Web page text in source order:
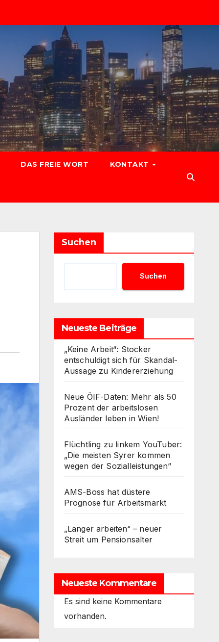
DAS FREIE WORT KONTAKT
Suchen
Suchen
Neueste Beiträge
„Keine Arbeit“: Stocker
entschuldigt sich für Skandal-
Aussage zu Kindererziehung
Neue ÖIF-Daten: Mehr als 50
Prozent der arbeitslosen
Ausländer leben in Wien!
Flüchtling zu linkem YouTuber:
„Die meisten Syrer kommen
wegen der Sozialleistungen“
AMS-Boss hat düstere
Prognose für Arbeitsmarkt
„Länger arbeiten“ – neuer
Streit um Pensionsalter
Neueste Kommentare
Es sind keine Kommentare
vorhanden.